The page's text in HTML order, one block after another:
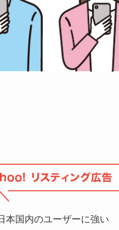
本国内のユーザーに強い